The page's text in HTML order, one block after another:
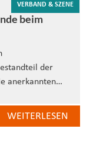
beim
der
anerkannten…
WEITERLESEN
VERBAND & SZENE